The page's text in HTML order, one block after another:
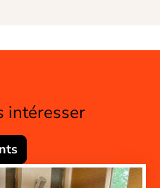
intéresser